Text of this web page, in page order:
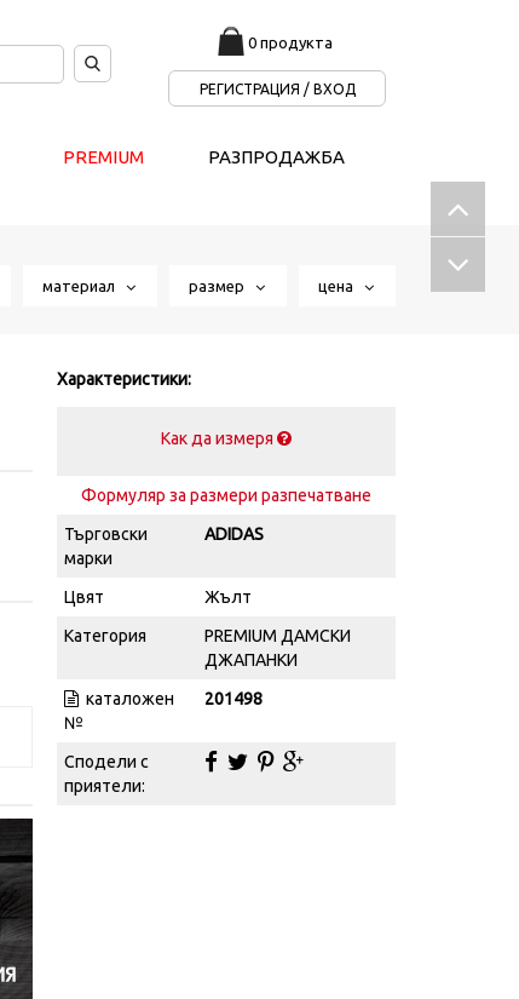
0 продукта
РЕГИСТРАЦИЯ / ВХОД
PREMIUM РАЗПРОДАЖБА
материал размер цена
Характеристики:
Как да измеря
Формуляр за размери разпечатване
Търговски
марки
ADIDAS
Цвят
Жълт
Категория
PREMIUM ДАМСКИ
ДЖАПАНКИ
каталожен
№
201498
Сподели с
приятели: